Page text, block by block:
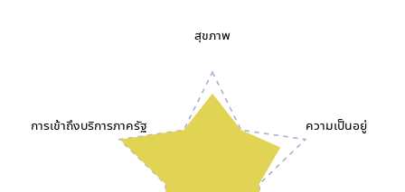
สุขภาพ
ความเป็นอยู่
การเข้าถึงบริการภาครัฐ